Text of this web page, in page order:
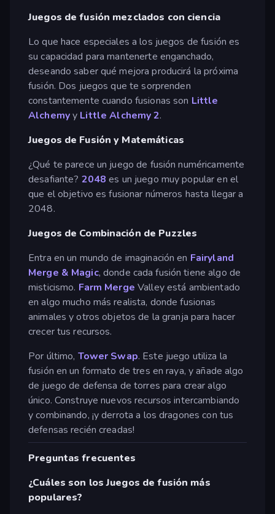
Juegos de fusión mezclados con ciencia
Lo que hace especiales a los juegos de fusión es
su capacidad para mantenerte enganchado,
deseando saber qué mejora producirá la próxima
fusión. Dos juegos que te sorprenden
constantemente cuando fusionas son Little
Alchemyy Little Alchemy 2.
Juegos de Fusión y Matemáticas
¿Qué te parece un juego de fusión numéricamente
desafiante? 2048 es un juego muy popular en el
que el objetivo es fusionar números hasta llegar a
2048.
Juegos de Combinación de Puzzles
Entra en un mundo de imaginación en Fairyland
Merge & Magic, donde cada fusión tiene algo de
misticismo. Farm Merge Valley está ambientado
en algo mucho más realista, donde fusionas
animales y otros objetos de la granja para hacer
crecer tus recursos.
Por último, Tower Swap. Este juego utiliza la
fusión en un formato de tres en raya, y añade algo
de juego de defensa de torres para crear algo
único. Construye nuevos recursos intercambiando
y combinando, ¡y derrota a los dragones con tus
defensas recién creadas!
Preguntas frecuentes
¿Cuáles son los Juegos de fusión más
populares?